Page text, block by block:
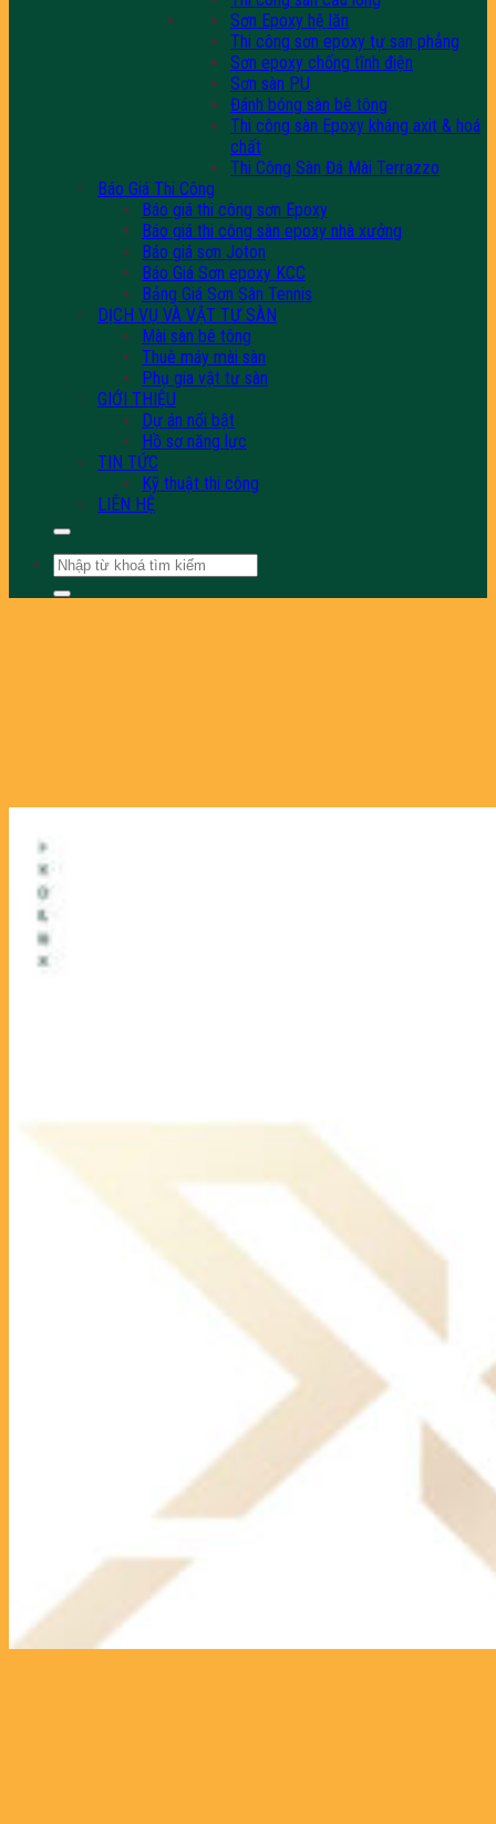
Sơn Epoxy hệ lăn
Thi công sơn epoxy tự san phẳng
Sơn epoxy chống tĩnh điện
Sơn sàn PU
Đánh bóng sàn bê tông
Thi công sàn Epoxy kháng axit & hoá
chất
Thi Công Sàn Đá Mài Terrazzo
Báo Giá Thi Công
Báo giá thi công sơn Epoxy
Báo giá thi công sàn epoxy nhà xưởng
Báo giá sơn Joton
Báo Giá Sơn epoxy KCC
Bảng Giá Sơn Sân Tennis
DỊCH VỤ VÀ VẬT TƯ SÀN
Mài sàn bê tông
Thuê máy mài sàn
Phụ gia vật tư sàn
GIỚI THIỆU
Dự án nổi bật
Hồ sơ năng lực
TIN TỨC
Kỹ thuật thi công
LIÊN HỆ
Tìm
kiếm: